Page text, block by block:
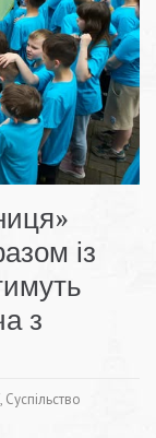
із
з
, Суспільство